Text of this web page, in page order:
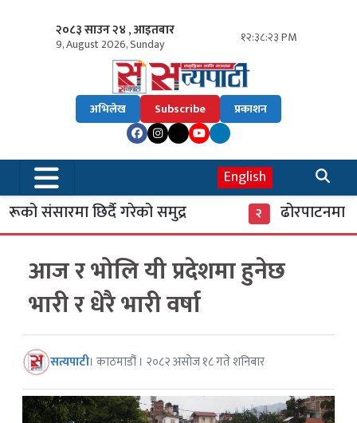
२०८३ साउन २४ , आइतबार
9, August 2026, Sunday १२:३८:२४ PM
अभिलेख Subscribe प्रकाशन
English
संसारमा छिर्दै गरेको समुद्र ढोरपाटनमा
आज र भोलि यी प्रदेशमा हुनेछ
भारी र धेरै भारी वर्षा
सत्यपाटी। काठमाडौं । २०८२ असोज १८ गते शनिबार